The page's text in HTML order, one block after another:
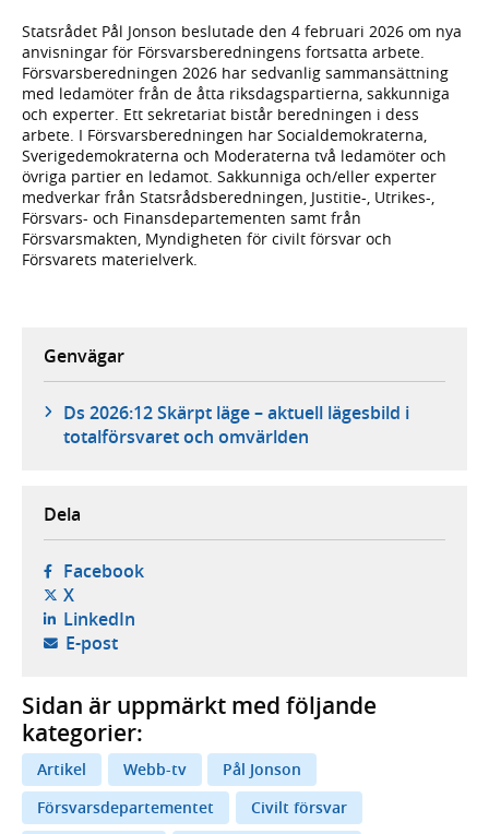
Statsrådet Pål Jonson beslutade den 4 februari 2026 om nya
anvisningar för Försvarsberedningens fortsatta arbete.
Försvarsberedningen 2026 har sedvanlig sammansättning
med ledamöter från de åtta riksdagspartierna, sakkunniga
och experter. Ett sekretariat bistår beredningen i dess
arbete. I Försvarsberedningen har Socialdemokraterna,
Sverigedemokraterna och Moderaterna två ledamöter och
övriga partier en ledamot. Sakkunniga och/eller experter
medverkar från Statsrådsberedningen, Justitie-, Utrikes-,
Försvars- och Finansdepartementen samt från
Försvarsmakten, Myndigheten för civilt försvar och
Försvarets materielverk.
Genvägar
Ds 2026:12 Skärpt läge – aktuell lägesbild i
totalförsvaret och omvärlden
Dela
Facebook- öppnas i ny flik, extern webbplats,
X- öppnas i ny flik, extern webbplats,
LinkedIn- öppnas i ny flik, extern webbplats,
E-post- öppnar din e-postklient,
Sidan är uppmärkt med följande
kategorier:
Artikel Webb-tv
Pål Jonson
Försvarsdepartementet
Civilt försvar